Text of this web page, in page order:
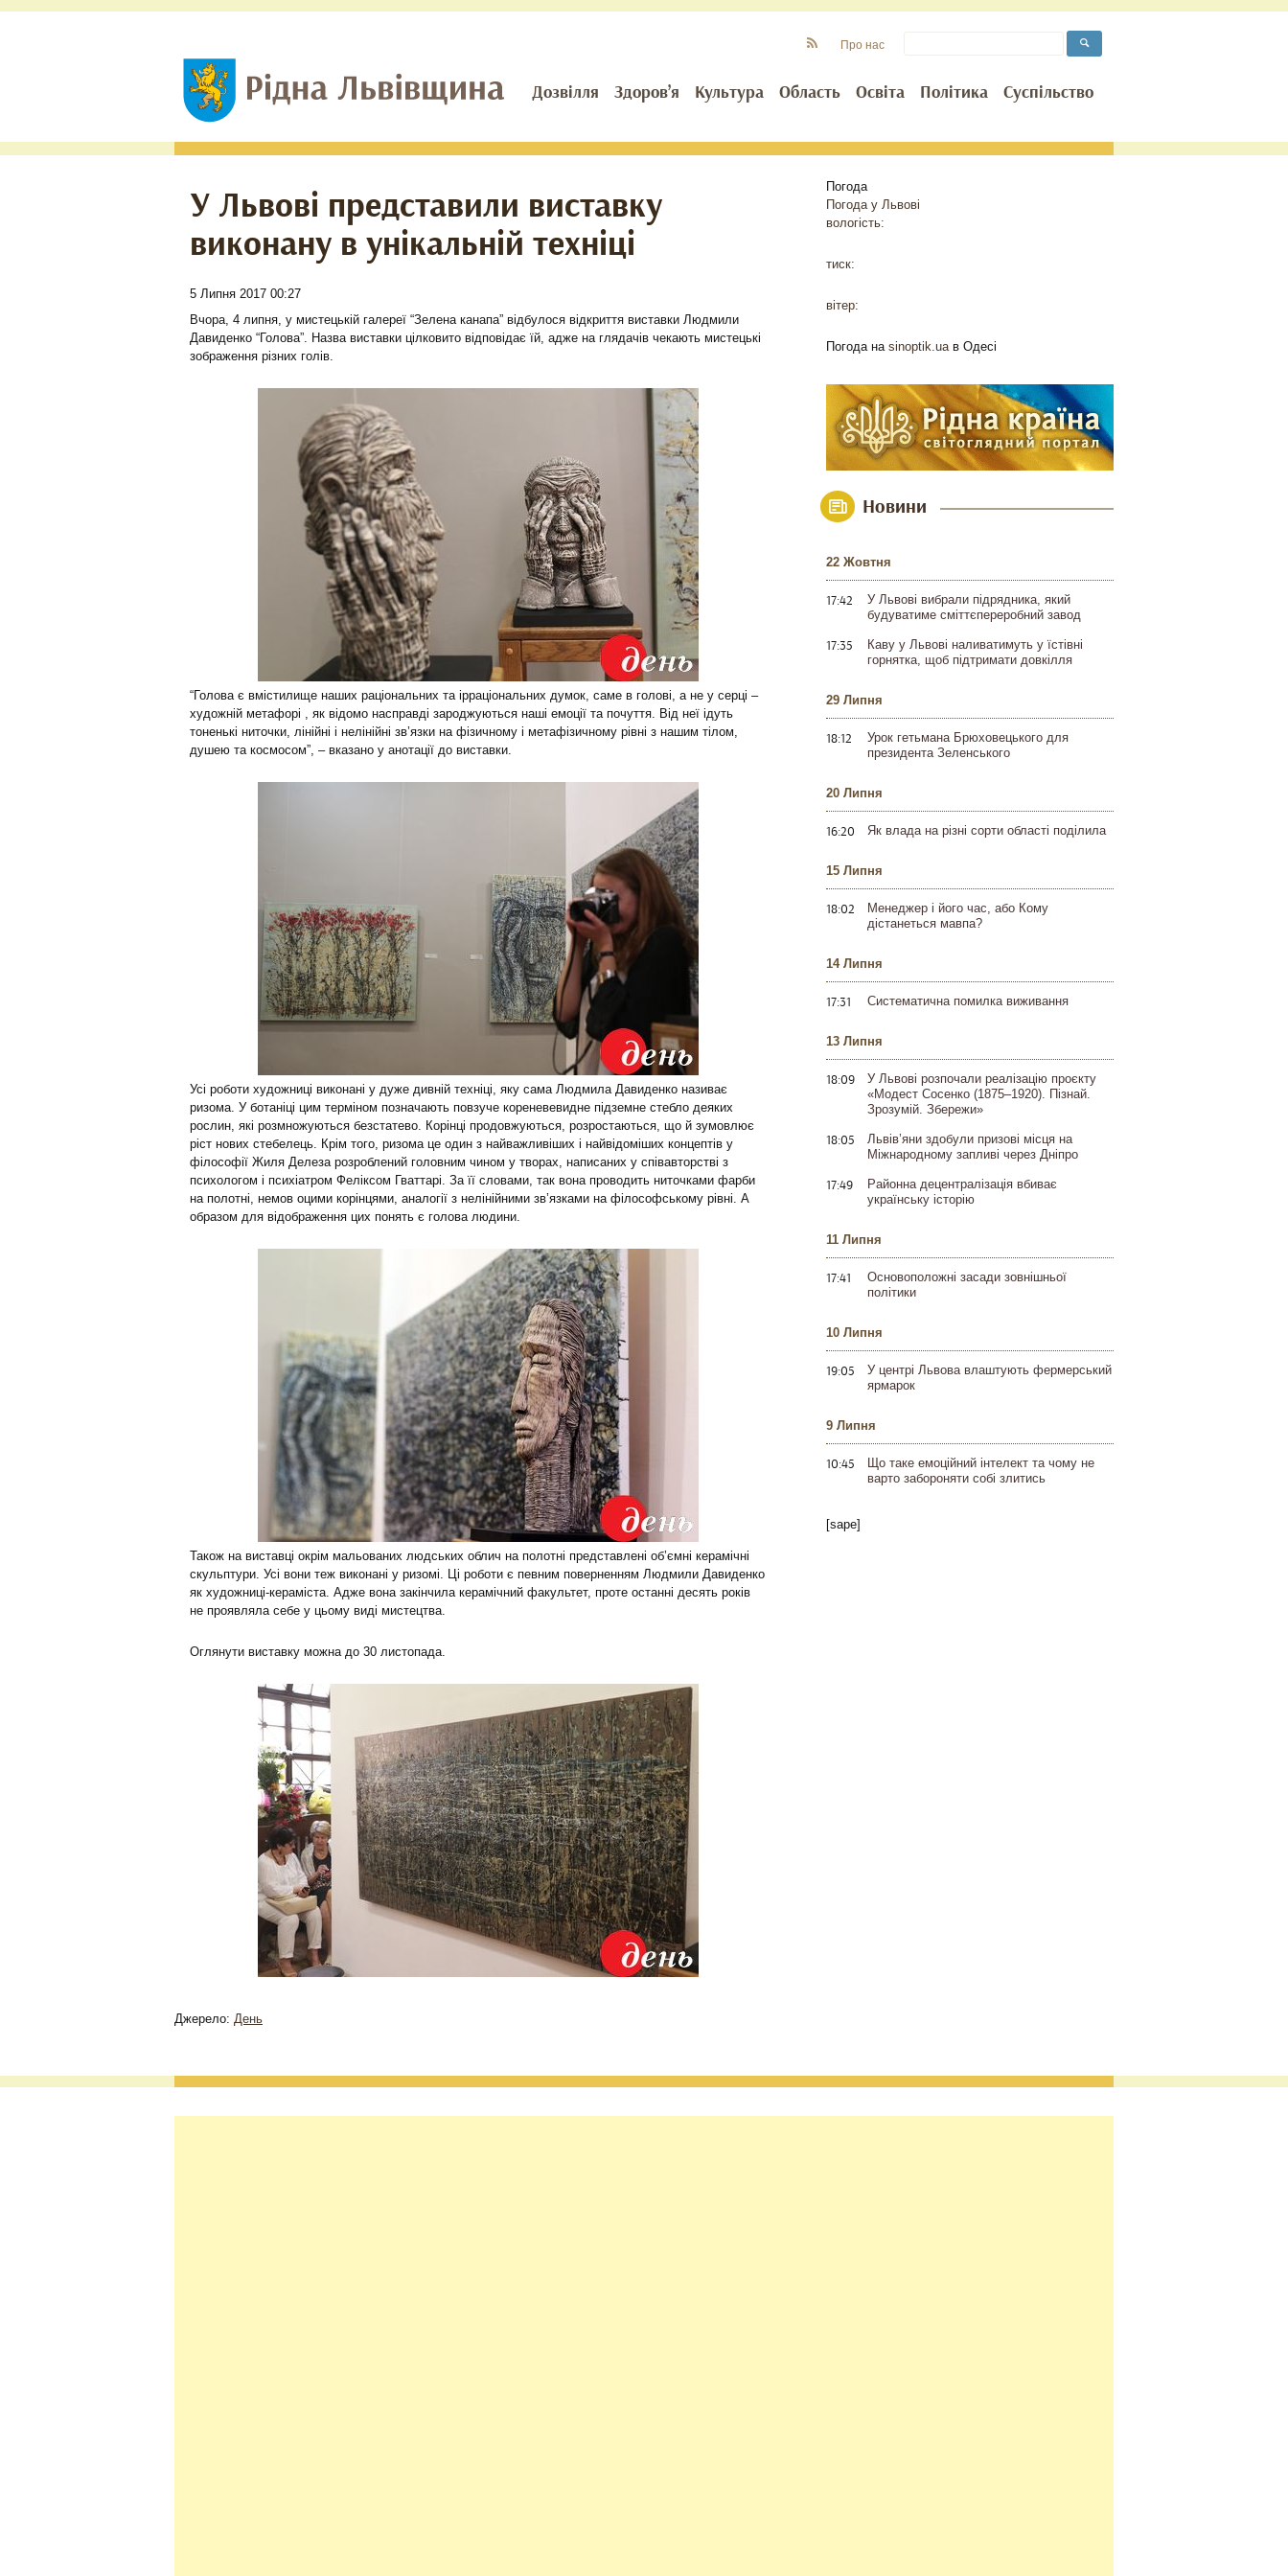
Дозвілля Здоров’я Культура Область Освіта Політика Суспільство
Про нас
У Львові представили виставку
виконану в унікальній техніці
5 Липня 2017 00:27
Вчора, 4 липня, у мистецькій галереї “Зелена канапа” відбулося відкриття виставки Людмили
Давиденко “Голова”. Назва виставки цілковито відповідає їй, адже на глядачів чекають мистецькі
зображення різних голів.
“Голова є вмістилище наших раціональних та ірраціональних думок, саме в голові, а не у серці –
художній метафорі , як відомо насправді зароджуються наші емоції та почуття. Від неї ідуть
тоненькі ниточки, лінійні і нелінійні зв’язки на фізичному і метафізичному рівні з нашим тілом,
душею та космосом”, – вказано у анотації до виставки.
Усі роботи художниці виконані у дуже дивній техніці, яку сама Людмила Давиденко називає
ризома. У ботаніці цим терміном позначають повзуче кореневевидне підземне стебло деяких
рослин, які розмножуються безстатево. Корінці продовжуються, розростаються, що й зумовлює
ріст нових стебелець. Крім того, ризома це один з найважливіших і найвідоміших концептів у
філософії Жиля Делеза розроблений головним чином у творах, написаних у співавторстві з
психологом і психіатром Феліксом Гваттарі. За її словами, так вона проводить ниточками фарби
на полотні, немов оцими корінцями, аналогії з нелінійними зв’язками на філософському рівні. А
образом для відображення цих понять є голова людини.
Також на виставці окрім мальованих людських облич на полотні представлені об’ємні керамічні
скульптури. Усі вони теж виконані у ризомі. Ці роботи є певним поверненням Людмили Давиденко
як художниці-кераміста. Адже вона закінчила керамічний факультет, проте останні десять років
не проявляла себе у цьому виді мистецтва.
Оглянути виставку можна до 30 листопада.
Джерело: День
Погода
Погода у Львові
вологість:
тиск:
вітер:
Погода на sinoptik.uaв Одесі
Новини
22 Жовтня
17:42
У Львові вибрали підрядника, який
будуватиме сміттєпереробний завод
17:35
Каву у Львові наливатимуть у їстівні
горнятка, щоб підтримати довкілля
29 Липня
18:12
Урок гетьмана Брюховецького для
президента Зеленського
20 Липня
16:20 Як влада на різні сорти області поділила
15 Липня
18:02
Менеджер і його час, або Кому
дістанеться мавпа?
14 Липня
17:31 Систематична помилка виживання
13 Липня
18:09
У Львові розпочали реалізацію проєкту
«Модест Сосенко (1875–1920). Пізнай.
Зрозумій. Збережи»
18:05
Львів’яни здобули призові місця на
Міжнародному запливі через Дніпро
17:49
Районна децентралізація вбиває
українську історію
11 Липня
17:41
Основоположні засади зовнішньої
політики
10 Липня
19:05
У центрі Львова влаштують фермерський
ярмарок
9 Липня
10:45
Що таке емоційний інтелект та чому не
варто забороняти собі злитись
[sape]